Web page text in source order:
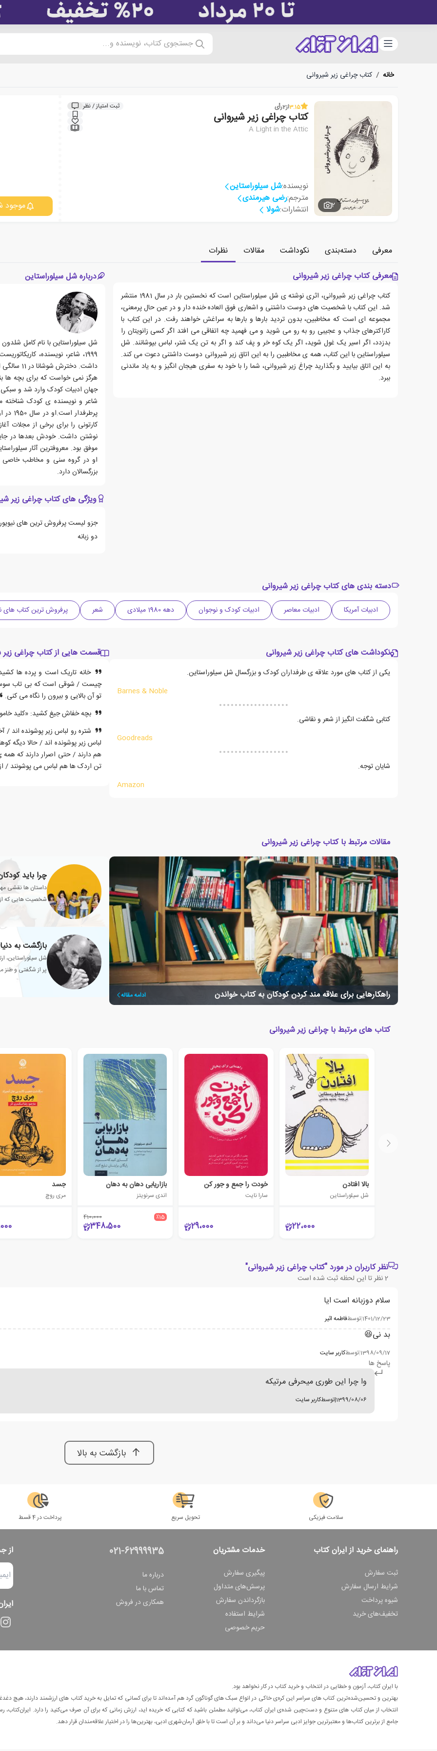
دسته‌بندی جستجوی کتاب، نویسنده و...
خانه / کتاب چراغی زیر شیروانی
2
3.15از2رأی ثبت امتیاز / نظر
کتاب چراغی زیر شیروانی
A Light in the Attic
نویسنده:شل سیلوراستاین
مترجم:رضی هیرمندی
انتشارات:شولا موجود
معرفی دسته‌بندی نکوداشت مقالات
نظرات
معرفی کتاب چراغی زیر شیروانی
کتاب چراغی زیر شیروانی، اثری نوشته ی شل سیلوراستاین است که نخستین بار در سال 1981 منتشر
شد. این کتاب با شخصیت های دوست داشتنی و اشعاری فوق العاده خنده دار و در عین حال پرمعنی،
مجموعه ای است که مخاطبین، بدون تردید بارها و بارها به سراغش خواهند رفت. در این کتاب با
کاراکترهای جذاب و عجیبی رو به رو می شوید و می فهمید چه اتفاقی می افتد اگر کسی زانویتان را
بدزدد، اگر اسیر یک غول شوید، اگر یک کوه خر و پف کند و اگر به تن یک شتر، لباس بپوشانند. شل
سیلوراستاین با این کتاب، همه ی مخاطبین را به این اتاق زیر شیروانی دوست داشتنی دعوت می کند.
به این اتاق بیایید و بگذارید چراغ زیر شیروانی، شما را با خود به سفری هیجان انگیز و به یاد ماندنی
ببرد.
درباره شل سیلوراستاین
1999، شاعر، نویسنده،
هرگز نمی خواست که برای بچه ها
جهان ادبیات کودک وارد شد و سبکی
شاعر و نویسنده ی کودک شناخته
کارتونی را برای برخی از مجلات
نوشتن داشت. خودش بعدها در
موفق بود. معروفترین آثار
او در گروه سنی و مخاطب خاصی
بزرگسالان دارد.
ویژگی های کتاب چراغی زیر
جزو لیست پرفروش ترین های
دو زبانه
دسته بندی های کتاب چراغی زیر شیروانی
ادبیات آمریکا ادبیات معاصر ادبیات کودک و نوجوان دهه 1980 میلادی شعر پرفروش ترین کتاب های
نکوداشت های کتاب چراغی زیر شیروانی
یکی از کتاب های مورد علاقه ی طرفداران کودک و بزرگسال شل سیلوراستاین.
Barnes & Noble
کتابی شگفت انگیز از شعر و نقاشی.
Goodreads
شایان توجه.
Amazon
قسمت هایی از کتاب چراغی زیر
خانه تاریک است و پرده ها
چیست / شوقی است که بی تاب سوسو
تو آن بالایی و بیرون را نگاه می کنی.
بچه خفاش جیغ کشید: «کلید
شتره رو لباس زیر پوشونده اند
لباس زیر پوشونده اند / حالا دیگه
هم دارند / حتی اصرار دارند که همه
تن اردک ها هم لباس می پوشونند /
مقالات مرتبط با کتاب چراغی زیر شیروانی
راهکارهایی برای علاقه مند کردن کودکان به کتاب خواندن ادامه مقاله
چرا باید
داستان ها نقشی
شخصیت هایی که از
بازگشت به
شل سیلوراستاین،
پر از شگفتی و طنز
کتاب های مرتبط با چراغی زیر شیروانی
بالا افتادن
شل سیلوراستاین
22،000
خودت را جمع و جور کن
سارا نایت
29،000
بازاریابی دهان به دهان
اندی سرنویتز
٪15 410،000
348،500
جسد
مری روچ
نظر کاربران در مورد "کتاب چراغی زیر شیروانی"
2نظر تا این لحظه ثبت شده است
سلام دوزبانه است ایا
1401/12/23
|توسطفاطمه اثیر
بد نی😆
1398/09/17
|توسطکاربر سایت
پاسخ ها
وا چرا این طوری میحرفی مرتیکه
1399/08/06
|توسطکاربر سایت
بازگشت به بالا
سلامت فیزیکی تحویل سریع پرداخت در 4 قسط
راهنمای خرید از ایران کتاب
ثبت سفارش
شرایط ارسال سفارش
شیوه پرداخت
تخفیف‌های خرید
خدمات مشتریان
پیگیری سفارش
پرسش‌های متداول
بازگرداندن سفارش
شرایط استفاده
حریم خصوصی
021-62999935
درباره ما
تماس با ما
همکاری در فروش
از
با ایران کتاب، آزمون و خطایی در انتخاب و خرید کتاب در کار نخواهد بود.
بهترین و تحسین‌شده‌ترین کتاب‌ های سراسر این کره‌ی خاکی در انواع سبک های گوناگون گرد هم آمده‌اند تا برای کسانی که تمایل به خرید کتاب های ارزشمند دارند، هیچ
انتخاب از میان کتاب های متنوع و دست‌چین شده‌ی ایران کتاب، می‌توانید مطمئن باشید که کتابی که خریده اید، ارزش زمانی که برای آن صرف می‌کنید را دارد. ایران‌کتاب،
جامع از برترین کتاب‌ها و معتبرترین جوایز ادبی سراسر دنیا می‌داند و بر آن است تا با خلق آرمان‌شهری ادبی، بهترین‌ها را در اختیار علاقه‌مندان قرار دهد.